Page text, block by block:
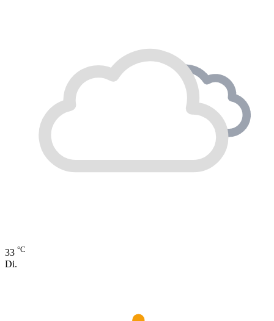
33 °C
Di.